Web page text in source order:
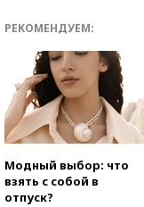
РЕКОМЕНДУЕМ:
Модный выбор: что
взять с собой в
отпуск?